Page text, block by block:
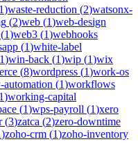
1)waste-reduction (2)watsonx-
(2)web (1)web-design
(1)web3 (1)webhooks
(1)white-label
1)win-back (1)wip (1)wix
(8)wordpress (1)work-os
(1)workflows
1)working-capital
(1)wps-payroll (1)xero
(3)zatca (2)zero-downtime
)zoho-crm (1)zoho-inventory